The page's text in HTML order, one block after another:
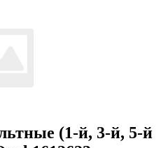
(1-й, 3-й, 5-й